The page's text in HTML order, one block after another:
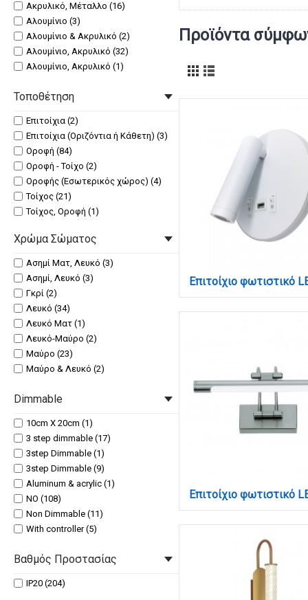
Ακρυλικό, Μέταλλο (16)
Αλουμίνιο (3)
Αλουμίνιο & Ακρυλικό (2)
Αλουμίνιο, Ακρυλικό (32)
Αλουμίνιο, Ακρυλικό (1)
Μέταλλο (28)
Μέταλλο, PVC (1)
Μέταλλο, PVC Σωλήνας (3)
Μέταλλο, Ακρυλικό (28)
Μέταλλο, Ακρυλικό, Οπαλίνα (1)
Μέταλλο, Ακρυλικό. Οπαλίνα (1)
Μέταλλο, Κρύσταλλα (2)
Μέταλλο, Σωλήνας Σιλικόνης (13)
Μέταλλο, Υφασμάτινο Καπέλο (1)
Πλαστικό (5)
Τοποθέτηση
Επιτοίχια (2)
Επιτοίχια (Οριζόντια ή Κάθετη) (3)
Οροφή (84)
Οροφή - Τοίχο (2)
Οροφής (Εσωτερικός χώρος) (4)
Τοίχος (21)
Τοίχος, Οροφή (1)
Χρώμα Σώματος
Ασημί Ματ, Λευκό (3)
Ασημί, Λευκό (3)
Γκρί (2)
Λευκό (34)
Λευκό Ματ (1)
Λευκό-Μαύρο (2)
Μαύρο (23)
Μαύρο & Λευκό (2)
Μαύρο, Διάφανο (3)
Μαύρο, Χρυσαφί (3)
Νίκελ Ματ, Λευκό (3)
Οξυντέ, Λευκό (3)
Χρυσαφί (6)
Χρυσαφί, Διάφανο (3)
Χρυσαφί, Λευκό (8)
Χρυσό (1)
Χρυσό Ματ, Λευκό (1)
Χρώμιο, Διάφανο (3)
Χρώμιο, Λευκό (8)
Dimmable
10cm X 20cm (1)
3 step dimmable (17)
3step Dimmable (1)
3step Dimmable (9)
Aluminum & acrylic (1)
NO (108)
Non Dimmable (11)
With controller (5)
Yes (10)
Yes (3 steps) (1)
Βαθμός Προστασίας
IP20 (204)
Προϊόντα